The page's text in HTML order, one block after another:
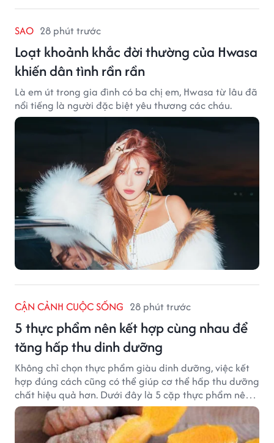
SAO 28 phút trước
Loạt khoảnh khắc đời thường của Hwasa
khiến dân tình rần rần
Là em út trong gia đình có ba chị em, Hwasa từ lâu đã
nổi tiếng là người đặc biệt yêu thương các cháu.
CẬN CẢNH CUỘC SỐNG 28 phút trước
5 thực phẩm nên kết hợp cùng nhau để
tăng hấp thu dinh dưỡng
Không chỉ chọn thực phẩm giàu dinh dưỡng, việc kết
hợp đúng cách cũng có thể giúp cơ thể hấp thu dưỡng
chất hiệu quả hơn. Dưới đây là 5 cặp thực phẩm nên
ăn cùng nhau để tối ưu giá trị dinh dưỡng.